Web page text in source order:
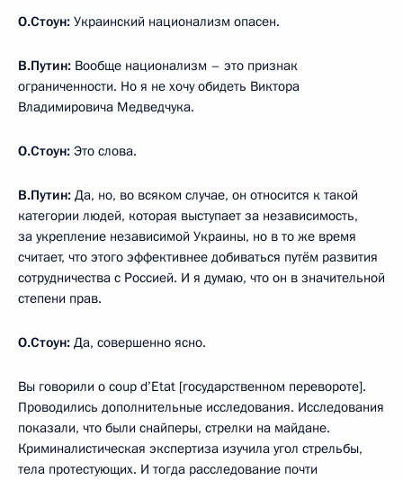
О.Стоун: Украинский национализм опасен.
В.Путин: Вообще национализм – это признак
ограниченности. Но я не хочу обидеть Виктора
Владимировича Медведчука.
О.Стоун: Это слова.
В.Путин: Да, но, во всяком случае, он относится к такой
категории людей, которая выступает за независимость,
за укрепление независимой Украины, но в то же время
считает, что этого эффективнее добиваться путём развития
сотрудничества с Россией. И я думаю, что он в значительной
степени прав.
О.Стоун: Да, совершенно ясно.
Вы говорили о coup d’Etat [государственном перевороте].
Проводились дополнительные исследования. Исследования
показали, что были снайперы, стрелки на майдане.
Криминалистическая экспертиза изучила угол стрельбы,
тела протестующих. И тогда расследование почти